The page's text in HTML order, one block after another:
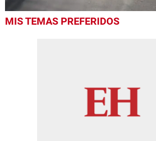
seconds
MIS TEMAS PREFERIDOS